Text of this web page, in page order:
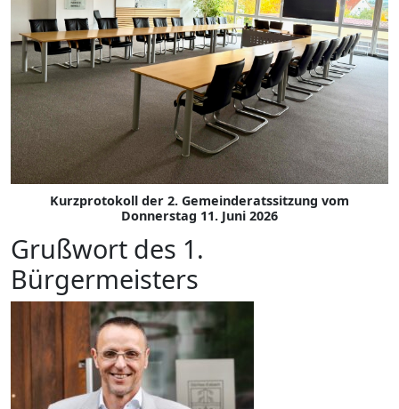
Kurzprotokoll der 2. Gemeinderatssitzung vom
Donnerstag 11. Juni 2026
Grußwort des 1.
Bürgermeisters